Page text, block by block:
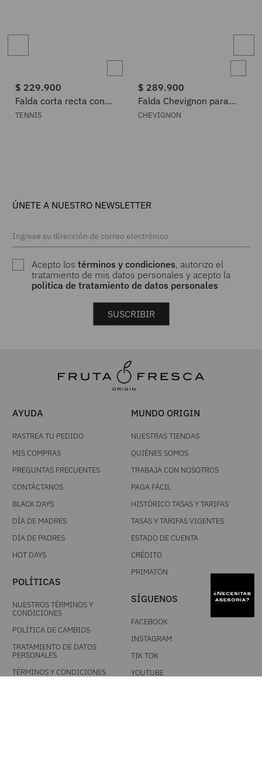
$ 229.900
Falda corta recta con
borde crochet y flecos de
TENNIS
$ 289.900
Falda Chevignon para
Mujer 441H000
CHEVIGNON
ÚNETE A NUESTRO NEWSLETTER
Acepto lostérminos y condiciones, autorizo el
tratamiento de mis datos personales y acepto la
politica de tratamiento de datos personales
SUSCRIBIR
AYUDA
RASTREA TU PEDIDO
MIS COMPRAS
PREGUNTAS FRECUENTES
CONTÁCTANOS
BLACK DAYS
DÍA DE MADRES
DÍA DE PADRES
HOT DAYS
POLÍTICAS
NUESTROS TÉRMINOS Y
CONDICIONES
POLÍTICA DE CAMBIOS
TRATAMIENTO DE DATOS
PERSONALES
TÉRMINOS Y CONDICIONES
MUNDO ORIGIN
NUESTRAS TIENDAS
QUIÉNES SOMOS
TRABAJA CON NOSOTROS
PAGA FÁCIL
HISTÓRICO TASAS Y TARIFAS
TASAS Y TARIFAS VIGENTES
ESTADO DE CUENTA
CRÉDITO
PRIMATÓN
SÍGUENOS
FACEBOOK
INSTAGRAM
TIK TOK
YOUTUBE